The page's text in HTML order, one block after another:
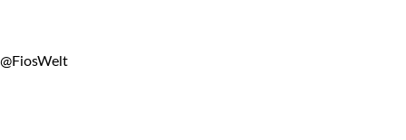
@FiosWelt